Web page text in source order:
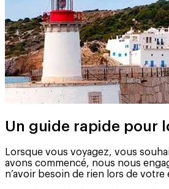
Un guide rapide pour
Lorsque vous voyagez, vous
avons commencé, nous nous
n’avoir besoin de rien lors de